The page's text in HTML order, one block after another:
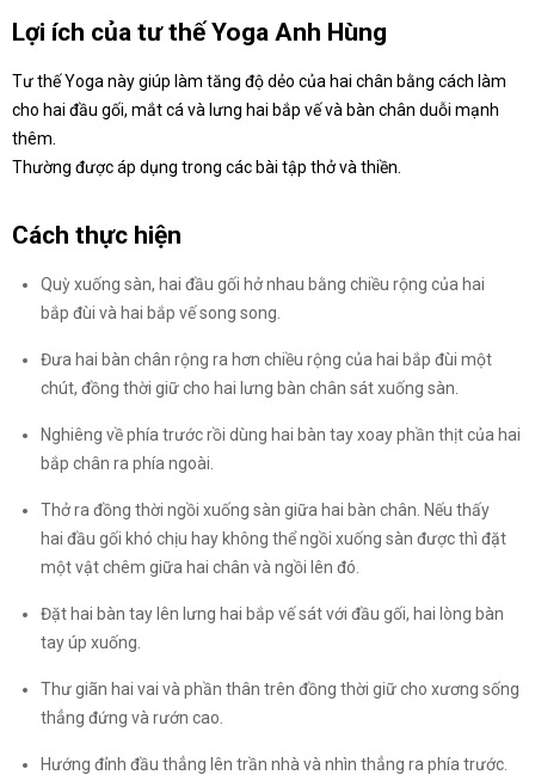
Lợi ích của tư thế Yoga Anh Hùng
Tư thế Yoga này giúp làm tăng độ dẻo của hai chân bằng cách làm
cho hai đầu gối, mắt cá và lưng hai bắp vế và bàn chân duỗi mạnh
thêm.
Thường được áp dụng trong các bài tập thở và thiền.
Cách thực hiện
Quỳ xuống sàn, hai đầu gối hở nhau bằng chiều rộng của hai
bắp đùi và hai bắp vế song song.
Đưa hai bàn chân rộng ra hơn chiều rộng của hai bắp đùi một
chút, đồng thời giữ cho hai lưng bàn chân sát xuống sàn.
Nghiêng về phía trước rồi dùng hai bàn tay xoay phần thịt của hai
bắp chân ra phía ngoài.
Thở ra đồng thời ngồi xuống sàn giữa hai bàn chân. Nếu thấy
hai đầu gối khó chịu hay không thể ngồi xuống sàn được thì đặt
một vật chêm giữa hai chân và ngồi lên đó.
Đặt hai bàn tay lên lưng hai bắp vế sát với đầu gối, hai lòng bàn
tay úp xuống.
Thư giãn hai vai và phần thân trên đồng thời giữ cho xương sống
thẳng đứng và rướn cao.
Hướng đỉnh đầu thẳng lên trần nhà và nhìn thẳng ra phía trước.